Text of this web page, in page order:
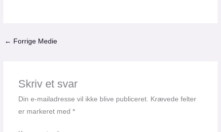
← Forrige Medie
Skriv et svar
Din e-mailadresse vil ikke blive publiceret. Krævede felter
er markeret med *